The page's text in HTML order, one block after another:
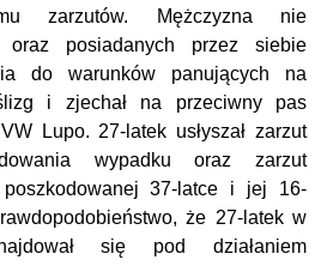
zarzutów. Mężczyzna nie
oraz posiadanych przez siebie
do warunków panujących na
i zjechał na przeciwny pas
Lupo. 27-latek usłyszał zarzut
wypadku oraz zarzut
37-latce i jej 16-
że 27-latek w
się pod działaniem